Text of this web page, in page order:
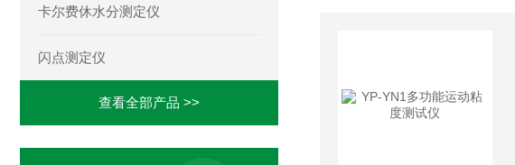
卡尔费休水分测定仪
闪点测定仪
查看全部产品 >>